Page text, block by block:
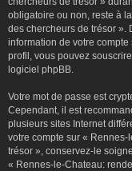
obligatoire ou non, reste à
des chercheurs de trésor ».
information de votre
profil, vous pouvez
logiciel phpBB.
Votre mot de passe est
Cependant, il est
plusieurs sites Internet
votre compte sur «
trésor », conservez-le
« Rennes-le-Chateau: